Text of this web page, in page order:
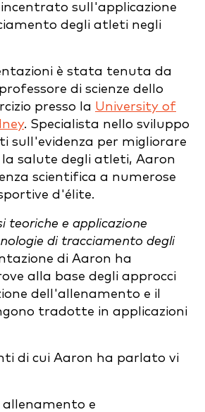
incentrato sull'applicazione
degli atleti negli
è stata tenuta da
di scienze dello
presso la University of
. Specialista nello sviluppo
sull'evidenza per migliorare
la salute degli atleti, Aaron
scientifica a numerose
d'élite.
teoriche e applicazione
di tracciamento degli
di Aaron ha
alla base degli approcci
dell'allenamento e il
tradotte in applicazioni
di cui Aaron ha parlato vi
allenamento e